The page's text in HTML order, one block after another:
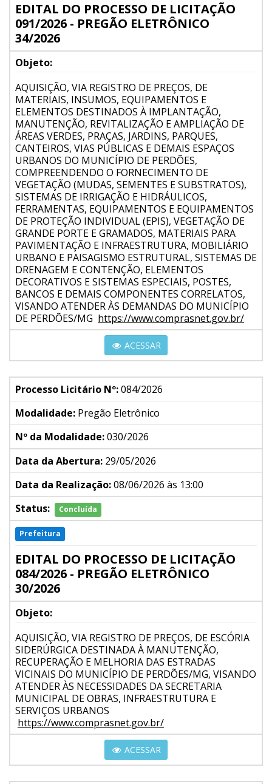
EDITAL DO PROCESSO DE LICITAÇÃO
091/2026 - PREGÃO ELETRÔNICO
34/2026
Objeto:
AQUISIÇÃO, VIA REGISTRO DE PREÇOS, DE
MATERIAIS, INSUMOS, EQUIPAMENTOS E
ELEMENTOS DESTINADOS À IMPLANTAÇÃO,
MANUTENÇÃO, REVITALIZAÇÃO E AMPLIAÇÃO DE
ÁREAS VERDES, PRAÇAS, JARDINS, PARQUES,
CANTEIROS, VIAS PÚBLICAS E DEMAIS ESPAÇOS
URBANOS DO MUNICÍPIO DE PERDÕES,
COMPREENDENDO O FORNECIMENTO DE
VEGETAÇÃO (MUDAS, SEMENTES E SUBSTRATOS),
SISTEMAS DE IRRIGAÇÃO E HIDRÁULICOS,
FERRAMENTAS, EQUIPAMENTOS E EQUIPAMENTOS
DE PROTEÇÃO INDIVIDUAL (EPIS), VEGETAÇÃO DE
GRANDE PORTE E GRAMADOS, MATERIAIS PARA
PAVIMENTAÇÃO E INFRAESTRUTURA, MOBILIÁRIO
URBANO E PAISAGISMO ESTRUTURAL, SISTEMAS DE
DRENAGEM E CONTENÇÃO, ELEMENTOS
DECORATIVOS E SISTEMAS ESPECIAIS, POSTES,
BANCOS E DEMAIS COMPONENTES CORRELATOS,
VISANDO ATENDER ÀS DEMANDAS DO MUNICÍPIO
DE PERDÕES/MG https://www.comprasnet.gov.br/
ACESSAR
Processo Licitário Nº:084/2026
Modalidade: Pregão Eletrônico
Nº da Modalidade:030/2026
Data da Abertura: 29/05/2026
Data da Realização:08/06/2026 às 13:00
Status:
Concluída
Prefeitura
EDITAL DO PROCESSO DE LICITAÇÃO
084/2026 - PREGÃO ELETRÔNICO
30/2026
Objeto:
AQUISIÇÃO, VIA REGISTRO DE PREÇOS, DE ESCÓRIA
SIDERÚRGICA DESTINADA À MANUTENÇÃO,
RECUPERAÇÃO E MELHORIA DAS ESTRADAS
VICINAIS DO MUNICÍPIO DE PERDÕES/MG, VISANDO
ATENDER ÀS NECESSIDADES DA SECRETARIA
MUNICIPAL DE OBRAS, INFRAESTRUTURA E
SERVIÇOS URBANOS
https://www.comprasnet.gov.br/
ACESSAR